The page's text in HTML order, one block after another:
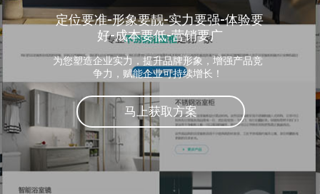
定位要准-形象要靓-实力要强-体验要
好-成本要低-营销要广
为您塑造企业实力，提升品牌形象，增强产品竞
争力，赋能企业可持续增长！
马上获取方案